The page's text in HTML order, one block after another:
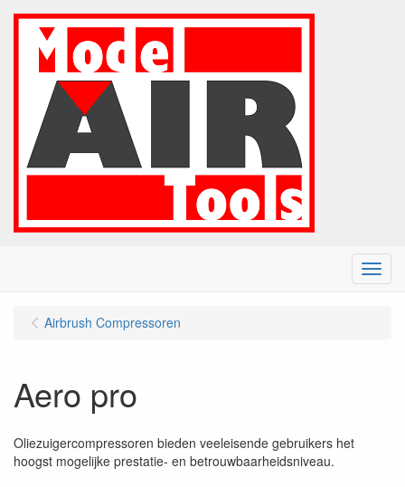
Menu
Airbrush Compressoren
Aero pro
Oliezuigercompressoren bieden veeleisende gebruikers het
hoogst mogelijke prestatie- en betrouwbaarheidsniveau.